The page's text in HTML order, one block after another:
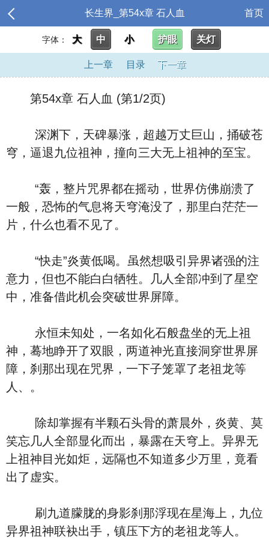
长生界_第54x章 石人血 首页
字体： 大 中 小 护眼 关灯
上一章 目录 下一章
第54x章 石人血 (第1/2页)
深渊下，天碑暴涨，超越万丈巨山，捅破苍
穹，逼退九位祖神，撞向三大无上祖神的至宝。
“轰，整片咒界都在摇动，世界仿佛崩溃了
一般，恐怖的气息将天穹淹没了，那里白茫茫一
片，什么也看不见了。
“快走”炎黄低喝。虽然想吸引异界诸强的注
意力，但也不能白白牺牲。几人全部冲到了星空
中，准备借此机会突破世界屏障。
永恒未知处，一名如化石般盘坐的无上祖
神，蓦地睁开了双眼，两道神光直接洞穿世界屏
障，刹那出现在咒界，一下子笼罩了老祖龙等
人、。
除却掌握有半颗石头骨的萧晨外，炎黄、莫
笑忘几人全部显化而出，暴露在天穹上。异界无
上祖神目光如炬，远隔也不知道多少万里，竟看
出了虚实。
刷九道朦胧的身影刹那浮现在星海上，九位
异界祖神联袂出手，镇压下方的老祖龙等人。